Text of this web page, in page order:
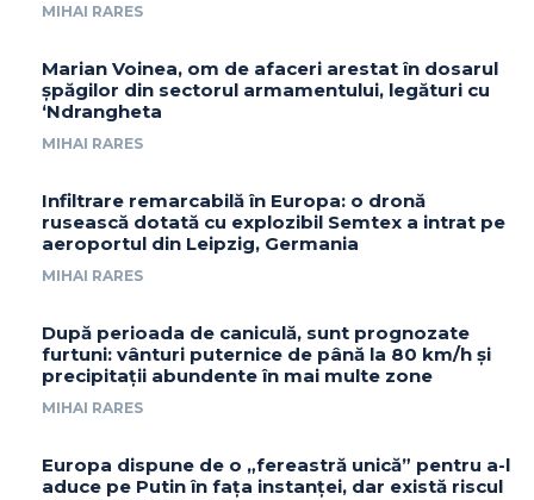
MIHAI RARES
Marian Voinea, om de afaceri arestat în dosarul
șpăgilor din sectorul armamentului, legături cu
‘Ndrangheta
MIHAI RARES
Infiltrare remarcabilă în Europa: o dronă
rusească dotată cu explozibil Semtex a intrat pe
aeroportul din Leipzig, Germania
MIHAI RARES
După perioada de caniculă, sunt prognozate
furtuni: vânturi puternice de până la 80 km/h și
precipitații abundente în mai multe zone
MIHAI RARES
Europa dispune de o „fereastră unică” pentru a-l
aduce pe Putin în fața instanței, dar există riscul